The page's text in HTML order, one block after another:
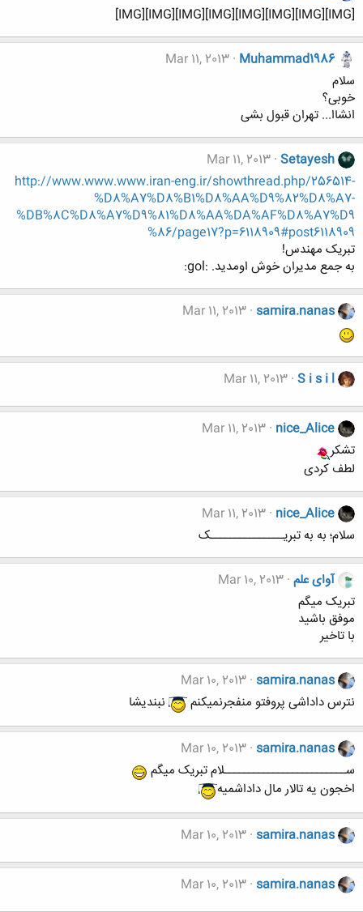
[IMG][IMG][IMG][IMG][IMG][IMG][IMG][IMG]
Muhammad1986
Mar 11, 2013
سلام
خوبی؟
انشاا... تهران قبول بشی
Setayesh
Mar 11, 2013
http://www.www.www.iran-eng.ir/showthread.php/256514-
%D8%A7%D8%B1%D8%AA%D9%82%D8%A7-
%DB%8C%D8%A7%D9%81%D8%AA%DA%AF%D8%A7%D9
%86/page17?p=6118909#post6118909
تبریک مهندس!
به جمع مدیران خوش اومدید. :gol:
samira.nanas
Mar 11, 2013
S i s i l
Mar 11, 2013
nice_Alice
Mar 11, 2013
تشکر
لطف کردی
nice_Alice
Mar 11, 2013
سلام؛ به به تبریـــــــــــــــک
آوای علم Mar 10, 2013
تبریک میگم
موفق باشید
با تاخیر
samira.nanas
Mar 10, 2013
نترس داداشی پروفتو منفجرنمیکنم
نبندیشا
samira.nanas
Mar 10, 2013
ســـــــــــــــــــــــــلام تبریک میگم
اخجون یه تالار مال داداشمیه
samira.nanas
Mar 10, 2013
samira.nanas
Mar 10, 2013